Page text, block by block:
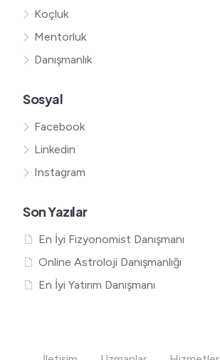
Koçluk
Mentorluk
Danışmanlık
Sosyal
Facebook
Linkedin
Instagram
Son Yazılar
En İyi Fizyonomist Danışmanı
Online Astroloji Danışmanlığı
En İyi Yatırım Danışmanı